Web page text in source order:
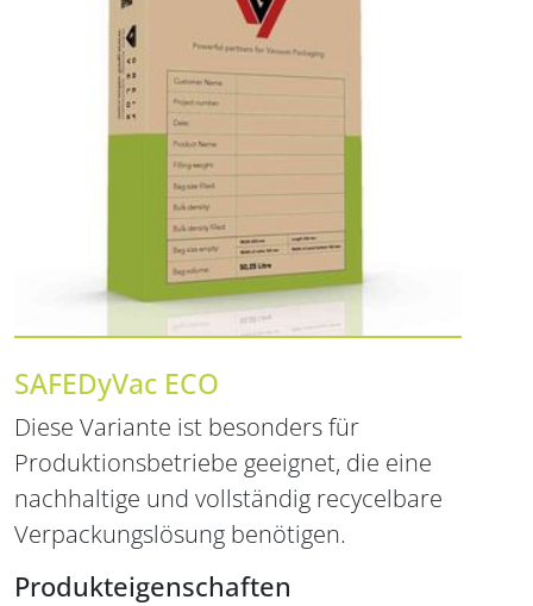
SAFEDyVac ECO
Diese Variante ist besonders für
Produktionsbetriebe geeignet, die eine
nachhaltige und vollständig recycelbare
Verpackungslösung benötigen.
Produkteigenschaften